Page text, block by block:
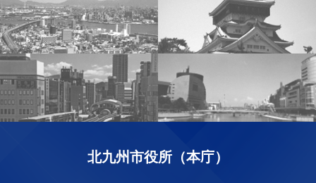
北九州市役所（本庁）